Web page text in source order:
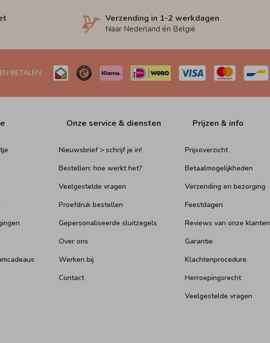
Verzending in 1-2 werkdagen
Naar Nederland én België
BETALEN
Onze service & diensten
Nieuwsbrief > schrijf je in!
Bestellen: hoe werkt het?
Veelgestelde vragen
Proefdruk bestellen
Gepersonaliseerde sluitzegels
Over ons
Werken bij
Contact
Prijzen & info
Prijsoverzicht
Betaalmogelijkheden
Verzending en bezorging
Feestdagen
Reviews van onze klanten
Garantie
Klachtenprocedure
Herroepingsrecht
Veelgestelde vragen